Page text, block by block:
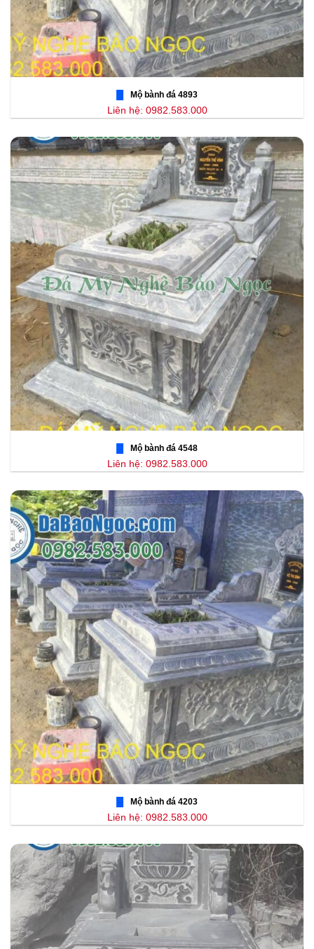
Mộ bành đá 4893
Liên hệ: 0982.583.000
Mộ bành đá 4548
Liên hệ: 0982.583.000
Mộ bành đá 4203
Liên hệ: 0982.583.000